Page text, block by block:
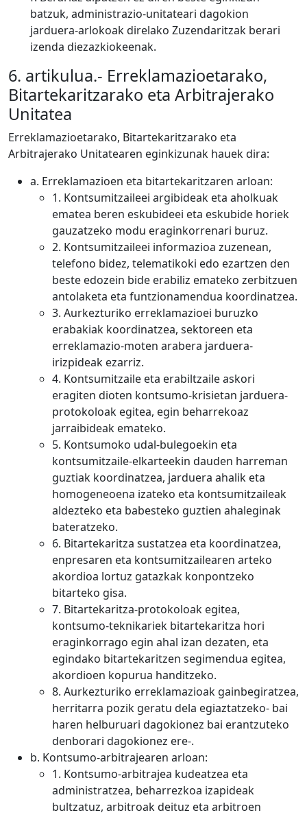
batzuk, administrazio-unitateari dagokion
jarduera-arlokoak direlako Zuzendaritzak berari
izenda diezazkiokeenak.
6. artikulua.- Erreklamazioetarako,
Bitartekaritzarako eta Arbitrajerako
Unitatea
Erreklamazioetarako, Bitartekaritzarako eta
Arbitrajerako Unitatearen eginkizunak hauek dira:
a. Erreklamazioen eta bitartekaritzaren arloan:
1. Kontsumitzaileei argibideak eta aholkuak
ematea beren eskubideei eta eskubide horiek
gauzatzeko modu eraginkorrenari buruz.
2. Kontsumitzaileei informazioa zuzenean,
telefono bidez, telematikoki edo ezartzen den
beste edozein bide erabiliz emateko zerbitzuen
antolaketa eta funtzionamendua koordinatzea.
3. Aurkezturiko erreklamazioei buruzko
erabakiak koordinatzea, sektoreen eta
erreklamazio-moten arabera jarduera-
irizpideak ezarriz.
4. Kontsumitzaile eta erabiltzaile askori
eragiten dioten kontsumo-krisietan jarduera-
protokoloak egitea, egin beharrekoaz
jarraibideak emateko.
5. Kontsumoko udal-bulegoekin eta
kontsumitzaile-elkarteekin dauden harreman
guztiak koordinatzea, jarduera ahalik eta
homogeneoena izateko eta kontsumitzaileak
aldezteko eta babesteko guztien ahaleginak
bateratzeko.
6. Bitartekaritza sustatzea eta koordinatzea,
enpresaren eta kontsumitzailearen arteko
akordioa lortuz gatazkak konpontzeko
bitarteko gisa.
7. Bitartekaritza-protokoloak egitea,
kontsumo-teknikariek bitartekaritza hori
eraginkorrago egin ahal izan dezaten, eta
egindako bitartekaritzen segimendua egitea,
akordioen kopurua handitzeko.
8. Aurkezturiko erreklamazioak gainbegiratzea,
herritarra pozik geratu dela egiaztatzeko- bai
haren helburuari dagokionez bai erantzuteko
denborari dagokionez ere-.
b. Kontsumo-arbitrajearen arloan:
1. Kontsumo-arbitrajea kudeatzea eta
administratzea, beharrezkoa izapideak
bultzatuz, arbitroak deituz eta arbitroen